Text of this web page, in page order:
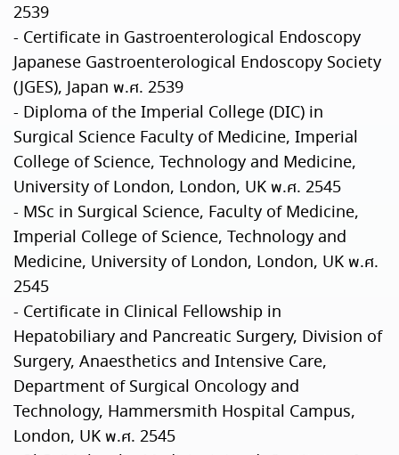
2539
- Certificate in Gastroenterological Endoscopy
Japanese Gastroenterological Endoscopy Society
(JGES), Japan พ.ศ. 2539
- Diploma of the Imperial College (DIC) in
Surgical Science Faculty of Medicine, Imperial
College of Science, Technology and Medicine,
University of London, London, UK พ.ศ. 2545
- MSc in Surgical Science, Faculty of Medicine,
Imperial College of Science, Technology and
Medicine, University of London, London, UK พ.ศ.
2545
- Certificate in Clinical Fellowship in
Hepatobiliary and Pancreatic Surgery, Division of
Surgery, Anaesthetics and Intensive Care,
Department of Surgical Oncology and
Technology, Hammersmith Hospital Campus,
London, UK พ.ศ. 2545